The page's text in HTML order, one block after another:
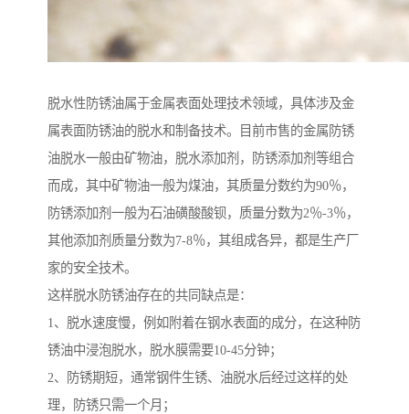
脱水性防锈油属于金属表面处理技术领域，具体涉及金
属表面防锈油的脱水和制备技术。目前市售的金属防锈
油脱水一般由矿物油，脱水添加剂，防锈添加剂等组合
而成，其中矿物油一般为煤油，其质量分数约为90％，
防锈添加剂一般为石油磺酸酸钡，质量分数为2％-3％，
其他添加剂质量分数为7-8％，其组成各异，都是生产厂
家的安全技术。
这样脱水防锈油存在的共同缺点是：
1、脱水速度慢，例如附着在钢水表面的成分，在这种防
锈油中浸泡脱水，脱水膜需要10-45分钟；
2、防锈期短，通常钢件生锈、油脱水后经过这样的处
理，防锈只需一个月；